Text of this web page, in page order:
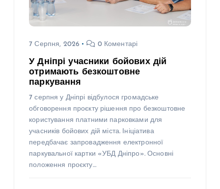
7 Серпня, 2026 0 Коментарі
У Дніпрі учасники бойових дій
отримають безкоштовне
паркування
7 серпня у Дніпрі відбулося громадське
обговорення проєкту рішення про безкоштовне
користування платними парковками для
учасників бойових дій міста. Ініціатива
передбачає запровадження електронної
паркувальної картки «УБД Дніпро». Основні
положення проєкту…